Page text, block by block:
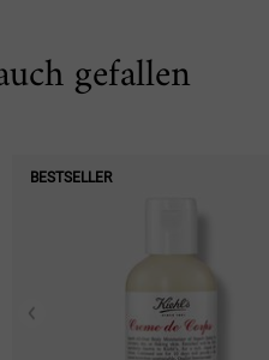
gefallen
BESTSELLER